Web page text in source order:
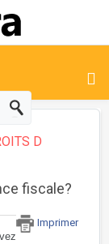
D
fiscale?
Imprimer